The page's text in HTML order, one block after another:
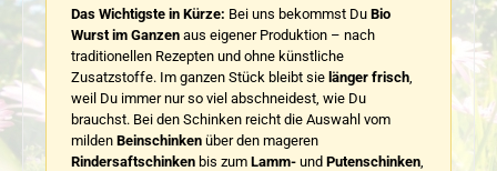
Das Wichtigste in Kürze: Bei uns bekommst Du Bio
Wurst im Ganzen aus eigener Produktion – nach
traditionellen Rezepten und ohne künstliche
Zusatzstoffe. Im ganzen Stück bleibt sie länger frisch
weil Du immer nur so viel abschneidest, wie Du
brauchst. Bei den Schinken reicht die Auswahl vom
milden Beinschinken über den mageren
Rindersaftschinken bis zum Lamm- und Putenschinken